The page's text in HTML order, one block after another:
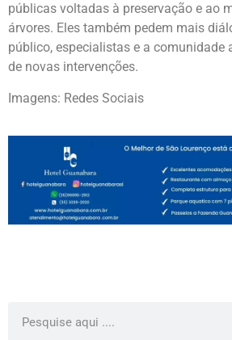
públicas voltadas à preservação e ao
árvores. Eles também pedem mais
público, especialistas e a comunidade
de novas intervenções.
Imagens: Redes Sociais